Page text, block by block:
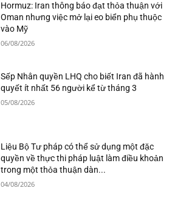
Hormuz: Iran thông báo đạt thỏa thuận với
Oman nhưng việc mở lại eo biển phụ thuộc
vào Mỹ
06/08/2026
Sếp Nhân quyền LHQ cho biết Iran đã hành
quyết ít nhất 56 người kể từ tháng 3
05/08/2026
Liệu Bộ Tư pháp có thể sử dụng một đặc
quyền về thực thi pháp luật làm điều khoản
trong một thỏa thuận dàn...
04/08/2026